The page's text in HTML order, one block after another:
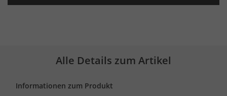
Alle Details zum Artikel
Informationen zum Produkt